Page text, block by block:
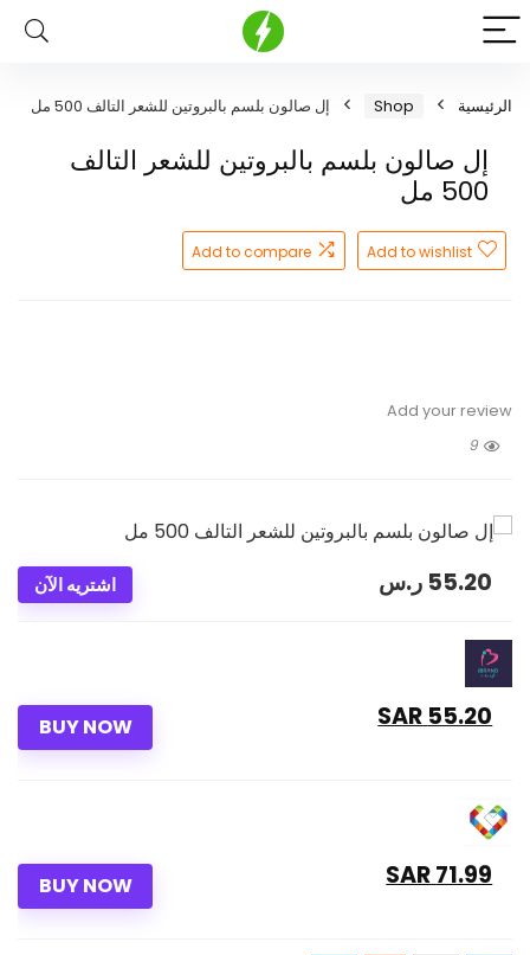
الرئيسية Shop إل صالون بلسم بالبروتين للشعر التالف 500 مل
إل صالون بلسم بالبروتين للشعر التالف
500 مل
Add to wishlist
Add to compare
Add your review
9
اشتريه الآن 55.20 ر.س
BUY NOW 55.20 SAR
BUY NOW 71.99 SAR